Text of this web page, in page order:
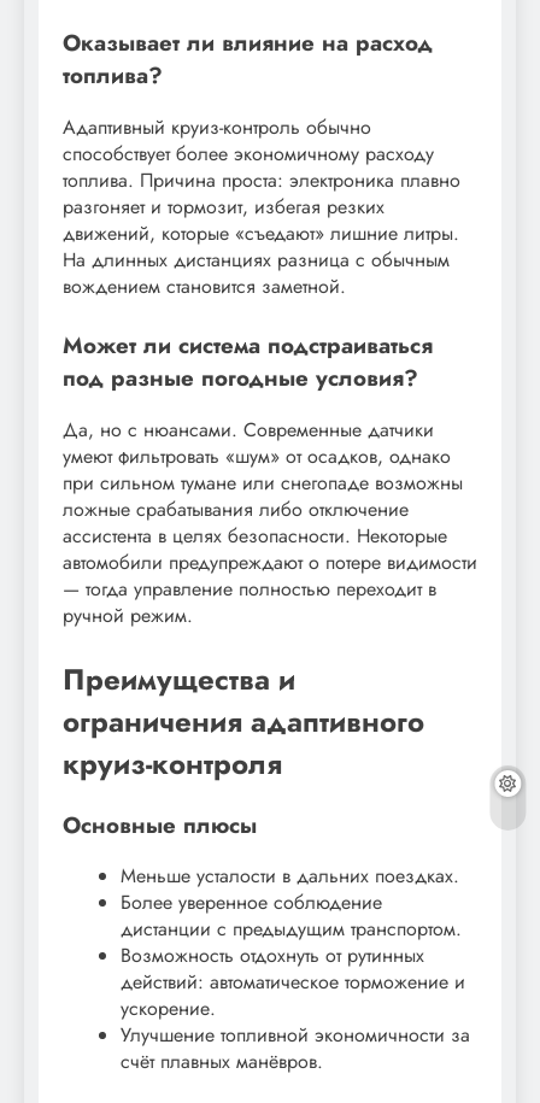
Оказывает ли влияние на расход
топлива?
Адаптивный круиз-контроль обычно
способствует более экономичному расходу
топлива. Причина проста: электроника плавно
разгоняет и тормозит, избегая резких
движений, которые «съедают» лишние литры.
На длинных дистанциях разница с обычным
вождением становится заметной.
Может ли система подстраиваться
под разные погодные условия?
Да, но с нюансами. Современные датчики
умеют фильтровать «шум» от осадков, однако
при сильном тумане или снегопаде возможны
ложные срабатывания либо отключение
ассистента в целях безопасности. Некоторые
автомобили предупреждают о потере видимости
— тогда управление полностью переходит в
ручной режим.
Преимущества и
ограничения адаптивного
круиз-контроля
Основные плюсы
Меньше усталости в дальних поездках.
Более уверенное соблюдение
дистанции с предыдущим транспортом.
Возможность отдохнуть от рутинных
действий: автоматическое торможение и
ускорение.
Улучшение топливной экономичности за
счёт плавных манёвров.